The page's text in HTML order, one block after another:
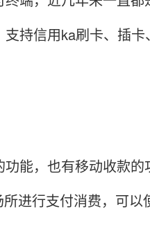
持信用ka刷卡、插
能，也有移动收款
进行支付消费，可